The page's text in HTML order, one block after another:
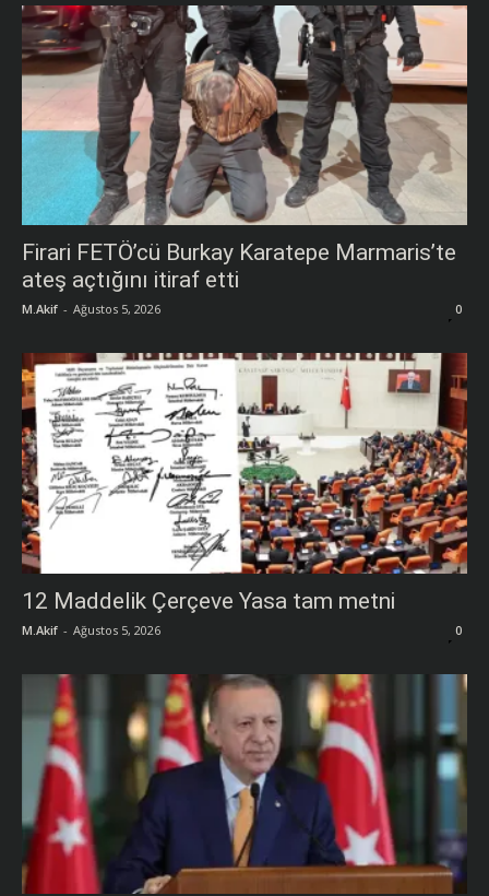
Firari FETÖ’cü Burkay Karatepe Marmaris’te
ateş açtığını itiraf etti
M.Akif - Ağustos 5, 2026 0
12 Maddelik Çerçeve Yasa tam metni
M.Akif - Ağustos 5, 2026 0